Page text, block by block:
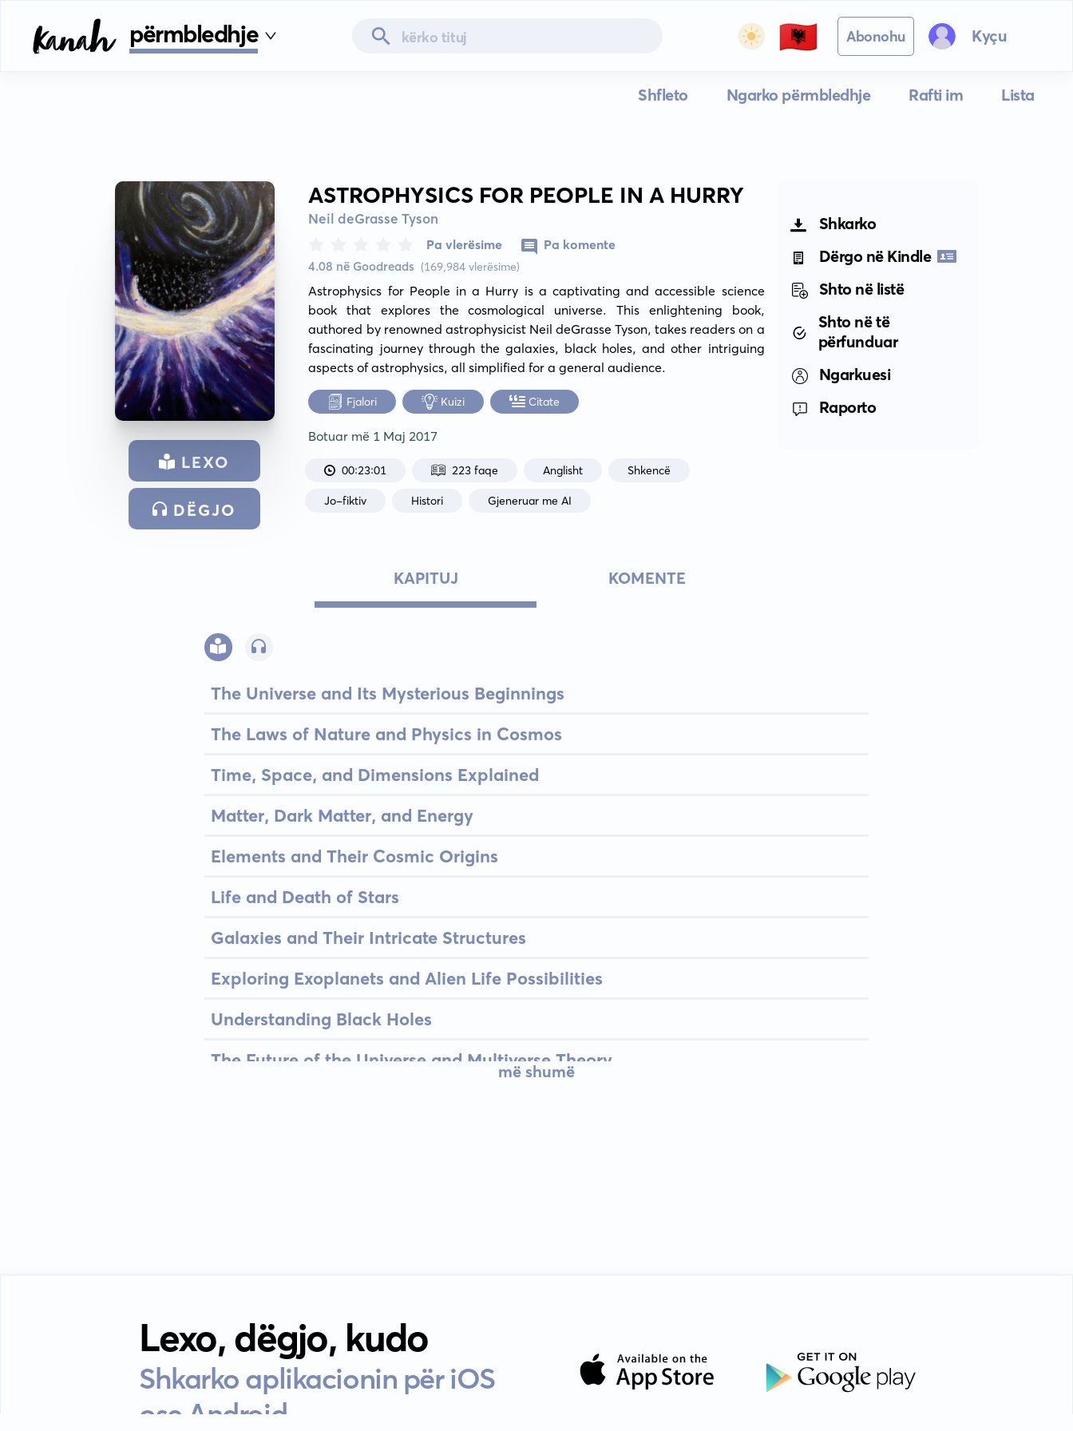
përmbledhje 🇦🇱 Abonohu Kyçu
Shfleto Ngarko përmbledhje Rafti im Lista
LEXO
DËGJO
ASTROPHYSICS FOR PEOPLE IN A HURRY
Neil deGrasse Tyson
4.08 në Goodreads (169,984 vlerësime)
Pa vlerësime Pa komente
Astrophysics for People in a Hurry is a captivating and accessible science
book that explores the cosmological universe. This enlightening book,
authored by renowned astrophysicist Neil deGrasse Tyson, takes readers on a
fascinating journey through the galaxies, black holes, and other intriguing
aspects of astrophysics, all simplified for a general audience.
Fjalori Kuizi Citate
Botuar më 1 Maj 2017
00:23:01 223 faqe Anglisht Shkencë
Jo-fiktiv Histori Gjeneruar me AI
Shkarko
Dërgo në Kindle
Shto në listë
Shto në të
përfunduar
Ngarkuesi
Raporto
KAPITUJ KOMENTE
The Universe and Its Mysterious Beginnings
The Laws of Nature and Physics in Cosmos
Time, Space, and Dimensions Explained
Matter, Dark Matter, and Energy
Elements and Their Cosmic Origins
Life and Death of Stars
Galaxies and Their Intricate Structures
Exploring Exoplanets and Alien Life Possibilities
Understanding Black Holes
The Future of the Universe and Multiverse Theory
më shumë
Lexo, dëgjo, kudo
Shkarko aplikacionin për iOS
ose Android